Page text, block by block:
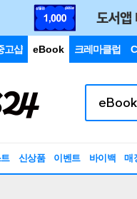
고샵 eBook 크레마클럽
신상품 이벤트 바이백 매